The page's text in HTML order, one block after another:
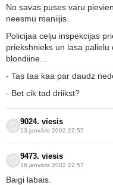
No savas puses varu
neesmu maniijis.
Policijaa celju inspekcijas
priekshnieks un lasa
blondiine...
- Tas taa kaa par daudz
- Bet cik tad driikst?
9024. viesis
13.janvāris 2002 22:55
9473. viesis
16.janvāris 2002 22:57
Baigi labais.